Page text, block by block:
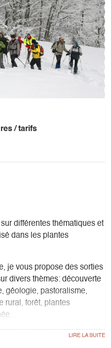
/ tarifs
différentes thématiques et
dans les plantes
je vous propose des sorties
divers thèmes: découverte
géologie, pastoralisme,
rural, forêt, plantes